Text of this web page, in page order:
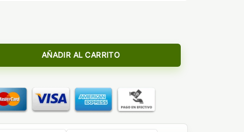
cantidad
AÑADIR AL CARRITO